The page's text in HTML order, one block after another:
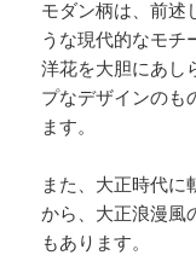
モダン柄は、前述
うな現代的なモチ
洋花を大胆にあし
プなデザインのも
ます。
また、大正時代に
から、大正浪漫風
もあります。